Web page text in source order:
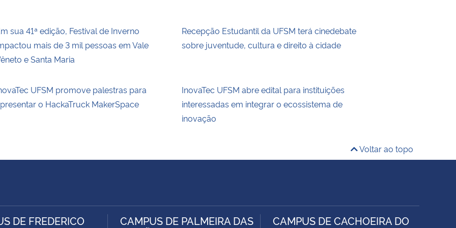
sua 41ª edição, Festival de Inverno
mais de 3 mil pessoas em Vale
e Santa Maria
Recepção Estudantil da UFSM terá cinedebate
sobre juventude, cultura e direito à cidade
UFSM promove palestras para
o HackaTruck MakerSpace
InovaTec UFSM abre edital para instituições
interessadas em integrar o ecossistema de
inovação
Voltar ao topo
DE FREDERICO
CAMPUS DE PALMEIRA DAS
CAMPUS DE CACHOEIRA DO